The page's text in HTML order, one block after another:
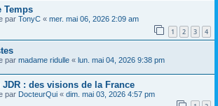
Temps
par TonyC « mer. mai 06, 2026 2:09 am
1 2 3 4
par madame ridulle « lun. mai 04, 2026 9:38 pm
JDR : des visions de la France
par DocteurQui « dim. mai 03, 2026 4:57 pm